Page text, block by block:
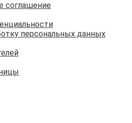
соглашение
персональных данных